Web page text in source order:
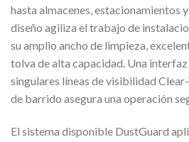
hasta almacenes, estacionamientos
diseño agiliza el trabajo de
su amplio ancho de limpieza,
tolva de alta capacidad. Una
singulares líneas de visibilidad
de barrido asegura una operación
El sistema disponible DustGuard